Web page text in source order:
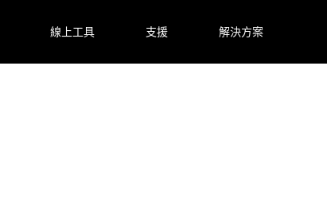
線上工具 支援 解決方案